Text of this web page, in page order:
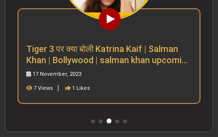
Tiger 3 पर क्या बोली Katrina Kaif | Salman
Khan | Bollywood | salman khan upcoming
movies
17 November, 2023
7 Views 1 Likes